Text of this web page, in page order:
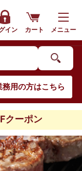
イン カート メニュー
務用の方はこちら
クーポン